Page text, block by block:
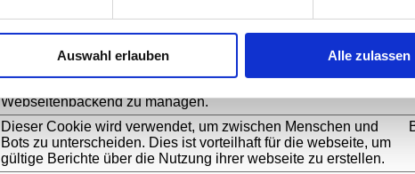
Auswahl erlauben Alle zulassen
Zweck
auf der aktuellen Domäne.
Webseitenbackend zu managen.
Dieser Cookie wird verwendet, um zwischen Menschen und
Bots zu unterscheiden. Dies ist vorteilhaft für die webseite, um
gültige Berichte über die Nutzung ihrer webseite zu erstellen.